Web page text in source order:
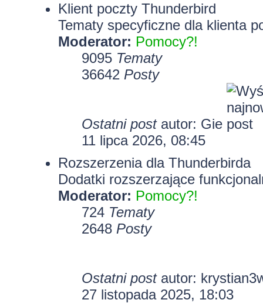
Klient poczty Thunderbird
Tematy specyficzne dla klienta
Moderator: Pomocy?!
9095 Tematy
36642 Posty
Ostatni postautor: Gie
11 lipca 2026, 08:45
Rozszerzenia dla Thunderbirda
Dodatki rozszerzające
Moderator: Pomocy?!
724 Tematy
2648 Posty
Ostatni postautor:
27 listopada 2025, 18:03